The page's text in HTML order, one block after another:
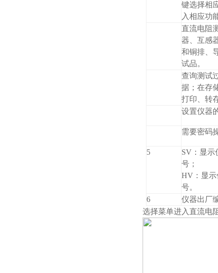
键选择相
入相应功
直流电阻
器、互感
和铜排、
试品。
查询测试
据；在存
打印、转
设置仪器
需要密码
5
SV：显示
号；
HV：显
号。
6
仪器出厂
选择菜单进入直流电